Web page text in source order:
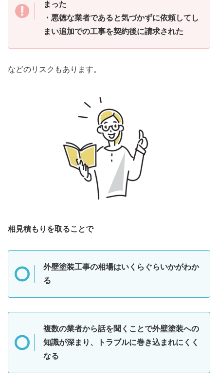
まった
・悪徳な業者であると気づかずに依頼してし
まい追加での工事を契約後に請求された
などのリスクもあります。
相見積もりを取ることで
外壁塗装工事の相場はいくらぐらいかがわか
る
複数の業者から話を聞くことで外壁塗装への
知識が深まり、トラブルに巻き込まれにくく
なる